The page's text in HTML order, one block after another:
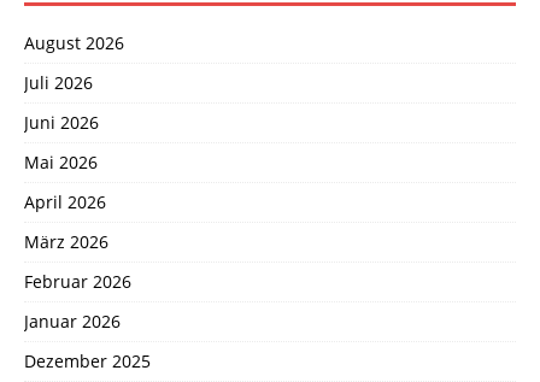
August 2026
Juli 2026
Juni 2026
Mai 2026
April 2026
März 2026
Februar 2026
Januar 2026
Dezember 2025